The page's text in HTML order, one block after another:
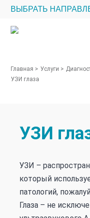
ВЫБРАТЬ
Главная > Услуги >
УЗИ глаза
УЗИ
УЗИ –
который
патологий,
Глаза – не